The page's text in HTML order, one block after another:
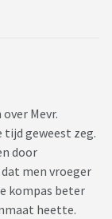
Mevr.
tijd geweest zeg.
door
dat men vroeger
kompas beter
heette.